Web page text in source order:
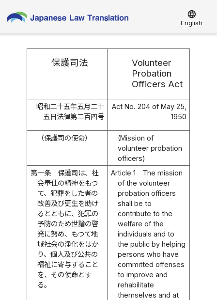
language
English
保護司法
Volunteer
Probation
Officers Act
昭和二十五年五月二十
五日法律第二百四号
Act No. 204 of May 25,
1950
（保護司の使命）
(Mission of
volunteer probation
officers)
第一条
保護司は、社
会奉仕の精神をもつ
て、犯罪をした者の
改善及び更生を助け
るとともに、犯罪の
予防のため世論の啓
発に努め、もつて地
域社会の浄化をはか
り、個人及び公共の
福祉に寄与すること
を、その使命とす
る。
Article 1
The mission
of the volunteer
probation officers
shall be to
contribute to the
welfare of the
individuals and to
the public by helping
persons who have
committed offenses
to improve and
rehabilitate
themselves and at